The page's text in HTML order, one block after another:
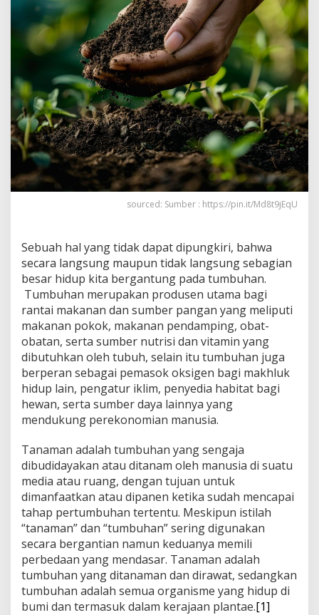
sourced: Sumber : https://pin.it/Md8t9jEqU
Sebuah hal yang tidak dapat dipungkiri, bahwa
secara langsung maupun tidak langsung sebagian
besar hidup kita bergantung pada tumbuhan.
Tumbuhan merupakan produsen utama bagi
rantai makanan dan sumber pangan yang meliputi
makanan pokok, makanan pendamping, obat-
obatan, serta sumber nutrisi dan vitamin yang
dibutuhkan oleh tubuh, selain itu tumbuhan juga
berperan sebagai pemasok oksigen bagi makhluk
hidup lain, pengatur iklim, penyedia habitat bagi
hewan, serta sumber daya lainnya yang
mendukung perekonomian manusia.
Tanaman adalah tumbuhan yang sengaja
dibudidayakan atau ditanam oleh manusia di suatu
media atau ruang, dengan tujuan untuk
dimanfaatkan atau dipanen ketika sudah mencapai
tahap pertumbuhan tertentu. Meskipun istilah
“tanaman” dan “tumbuhan” sering digunakan
secara bergantian namun keduanya memili
perbedaan yang mendasar. Tanaman adalah
tumbuhan yang ditanaman dan dirawat, sedangkan
tumbuhan adalah semua organisme yang hidup di
bumi dan termasuk dalam kerajaan plantae.[1]